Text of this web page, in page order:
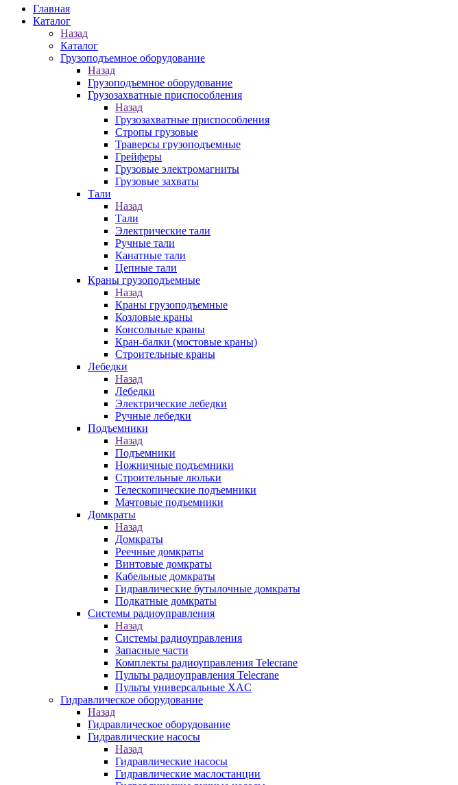
Главная
Каталог
Назад
Каталог
Грузоподъемное оборудование
Назад
Грузоподъемное оборудование
Грузозахватные приспособления
Назад
Грузозахватные приспособления
Стропы грузовые
Траверсы грузоподъемные
Грейферы
Грузовые электромагниты
Грузовые захваты
Тали
Назад
Тали
Электрические тали
Ручные тали
Канатные тали
Цепные тали
Краны грузоподъемные
Назад
Краны грузоподъемные
Козловые краны
Консольные краны
Кран-балки (мостовые краны)
Строительные краны
Лебедки
Назад
Лебедки
Электрические лебедки
Ручные лебедки
Подъемники
Назад
Подъемники
Ножничные подъемники
Строительные люльки
Телескопические подъемники
Мачтовые подъемники
Домкраты
Назад
Домкраты
Реечные домкраты
Винтовые домкраты
Кабельные домкраты
Гидравлические бутылочные домкраты
Подкатные домкраты
Системы радиоуправления
Назад
Системы радиоуправления
Запасные части
Комплекты радиоуправления Telecrane
Пульты радиоуправления Telecrane
Пульты универсальные XAC
Гидравлическое оборудование
Назад
Гидравлическое оборудование
Гидравлические насосы
Назад
Гидравлические насосы
Гидравлические маслостанции